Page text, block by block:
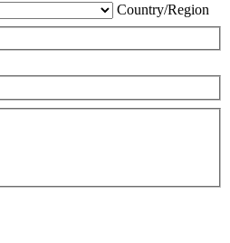
Country/Region